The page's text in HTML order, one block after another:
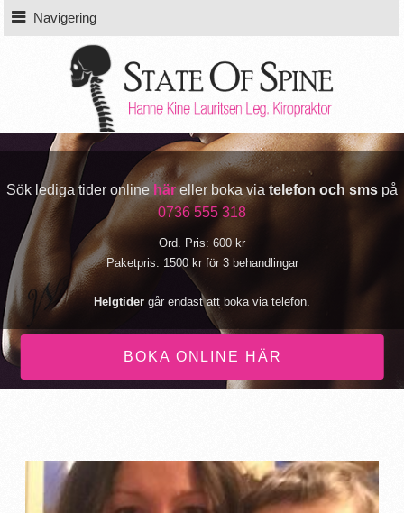
Navigering
Sök lediga tider online häreller boka via telefon och sms på
0736 555 318
Ord. Pris: 600 kr
Paketpris: 1500 kr för 3 behandlingar
Helgtider går endast att boka via telefon.
BOKA ONLINE HÄR